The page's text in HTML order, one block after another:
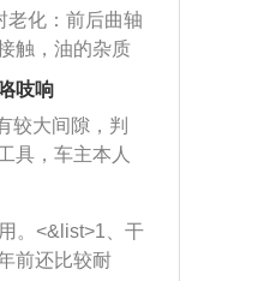
积碳过多引起
化器泡在草酸
决，将清洗剂
合后，车辆启
进入到燃烧
就可以让三元
堵塞的情况就
也要打相同的
调要反复练
记忆，在真实
也能打好方
老化：前后曲轴
触，油的杂质
使其密封效果
油。<&list>2、
活塞环与缸体
入燃烧室中，
油粘度。使用
会有烧机油现
好的流动性，
吱响
较大间隙，判
具，车主本人
到修理厂或4s
管防尘罩破
象，使半轴磨
损坏，产生异
。<&list>1、干
前还比较耐